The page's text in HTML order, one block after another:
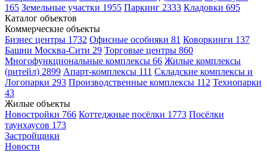
165 Земельные участки 1955 Паркинг 2333 Кладовки 695
Каталог объектов
Коммерческие объекты
Бизнес центры 1732 Офисные особняки 81 Коворкинги 137
Башни Москва-Сити 29 Торговые центры 860
Многофункциональные комплексы 66 Жилые комплексы
(ритейл) 2899 Апарт-комплексы 111 Складские комплексы и
Логопарки 293 Производственные комплексы 112 Технопарки
43
Жилые объекты
Новостройки 766 Коттеджные посёлки 1773 Посёлки
таунхаусов 173
Застройщики
Новости